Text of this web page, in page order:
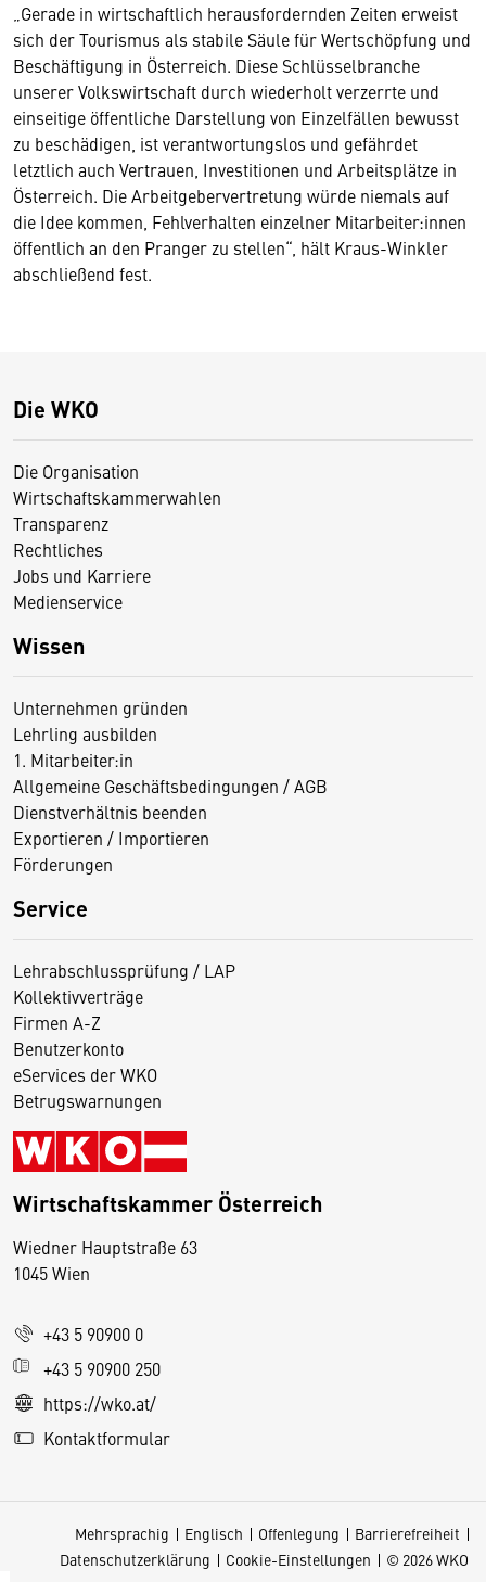
„Gerade in wirtschaftlich herausfordernden Zeiten erweist
sich der Tourismus als stabile Säule für Wertschöpfung und
Beschäftigung in Österreich. Diese Schlüsselbranche
unserer Volkswirtschaft durch wiederholt verzerrte und
einseitige öffentliche Darstellung von Einzelfällen bewusst
zu beschädigen, ist verantwortungslos und gefährdet
letztlich auch Vertrauen, Investitionen und Arbeitsplätze in
Österreich. Die Arbeitgebervertretung würde niemals auf
die Idee kommen, Fehlverhalten einzelner Mitarbeiter:innen
öffentlich an den Pranger zu stellen“, hält Kraus-Winkler
abschließend fest.
Die WKO
Die Organisation
Wirtschaftskammerwahlen
Transparenz
Rechtliches
Jobs und Karriere
Medienservice
Wissen
Unternehmen gründen
Lehrling ausbilden
1. Mitarbeiter:in
Allgemeine Geschäftsbedingungen / AGB
Dienstverhältnis beenden
Exportieren / Importieren
Förderungen
Service
Lehrabschlussprüfung / LAP
Kollektivverträge
Firmen A-Z
Benutzerkonto
eServices der WKO
Betrugswarnungen
Wirtschaftskammer Österreich
Wiedner Hauptstraße 63
1045 Wien
+43 5 90900 0
+43 5 90900 250
https://wko.at/
Kontaktformular
Mehrsprachig Englisch Offenlegung
Barrierefreiheit
Datenschutzerklärung
Cookie-Einstellungen © 2026 WKO
D
s
e
S
e